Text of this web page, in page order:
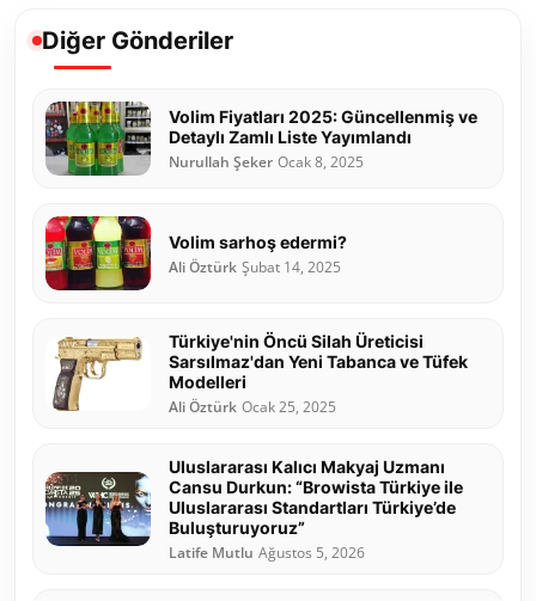
Diğer Gönderiler
Volim Fiyatları 2025: Güncellenmiş ve
Detaylı Zamlı Liste Yayımlandı
Nurullah Şeker Ocak 8, 2025
Volim sarhoş edermi?
Ali Öztürk Şubat 14, 2025
Türkiye'nin Öncü Silah Üreticisi
Sarsılmaz'dan Yeni Tabanca ve Tüfek
Modelleri
Ali Öztürk Ocak 25, 2025
Uluslararası Kalıcı Makyaj Uzmanı
Cansu Durkun: “Browista Türkiye ile
Uluslararası Standartları Türkiye’de
Buluşturuyoruz”
Latife Mutlu Ağustos 5, 2026